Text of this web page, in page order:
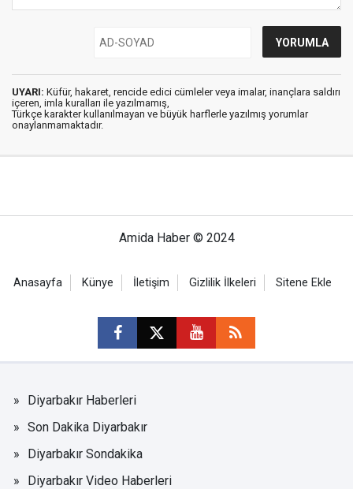
UYARI: Küfür, hakaret, rencide edici cümleler veya imalar, inançlara saldırı
içeren, imla kuralları ile yazılmamış,
Türkçe karakter kullanılmayan ve büyük harflerle yazılmış yorumlar
onaylanmamaktadır.
Amida Haber © 2024
Anasayfa Künye İletişim Gizlilik İlkeleri Sitene Ekle
Diyarbakır Haberleri
Son Dakika Diyarbakır
Diyarbakır Sondakika
Diyarbakır Video Haberleri